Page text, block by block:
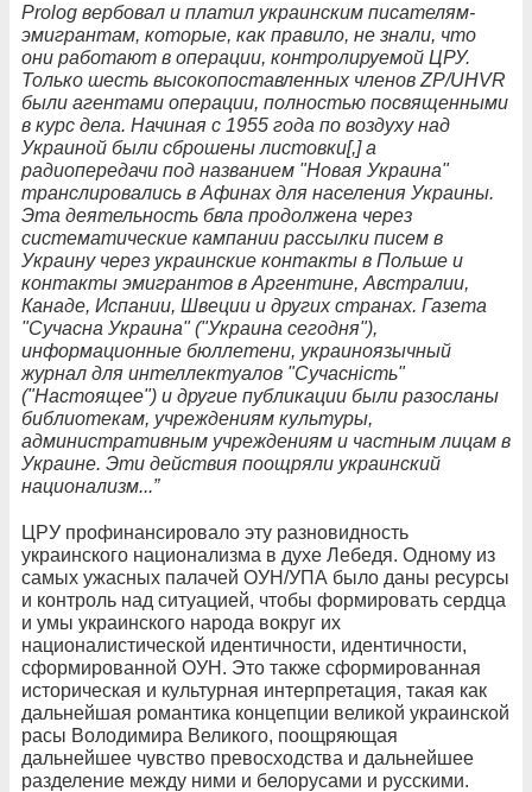
Prolog вербовал и платил украинским писателям-
эмигрантам, которые, как правило, не знали, что
они работают в операции, контролируемой ЦРУ.
Только шесть высокопоставленных членов ZP/UHVR
были агентами операции, полностью посвященными
в курс дела. Начиная с 1955 года по воздуху над
Украиной были сброшены листовки[,] а
радиопередачи под названием "Новая Украина"
транслировались в Афинах для населения Украины.
Эта деятельность бвла продолжена через
систематические кампании рассылки писем в
Украину через украинские контакты в Польше и
контакты эмигрантов в Аргентине, Австралии,
Канаде, Испании, Швеции и других странах. Газета
"Сучасна Украина" ("Украина сегодня"),
информационные бюллетени, украиноязычный
журнал для интеллектуалов "Сучасність"
("Настоящее") и другие публикации были разосланы
библиотекам, учреждениям культуры,
административным учреждениям и частным лицам в
Украине. Эти действия поощряли украинский
национализм...”
ЦРУ профинансировало эту разновидность
украинского национализма в духе Лебедя. Одному из
самых ужасных палачей ОУН/УПА было даны ресурсы
и контроль над ситуацией, чтобы формировать сердца
и умы украинского народа вокруг их
националистической идентичности, идентичности,
сформированной ОУН. Это также сформированная
историческая и культурная интерпретация, такая как
дальнейшая романтика концепции великой украинской
расы Володимира Великого, поощряющая
дальнейшее чувство превосходства и дальнейшее
разделение между ними и белорусами и русскими.